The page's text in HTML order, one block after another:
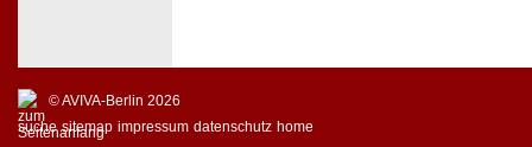
© AVIVA-Berlin 2026
suche sitemap impressum datenschutz home